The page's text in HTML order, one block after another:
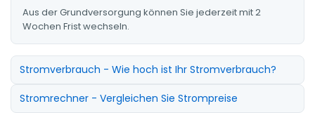
Aus der Grundversorgung können Sie jederzeit mit 2
Wochen Frist wechseln.
Stromverbrauch - Wie hoch ist Ihr Stromverbrauch?
Stromrechner - Vergleichen Sie Strompreise